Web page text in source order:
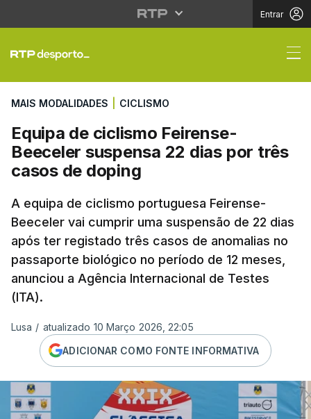
Entrar
Equipa de ciclismo
MAIS MODALIDADES CICLISMO
Equipa de ciclismo Feirense-
Beeceler suspensa 22 dias por três
casos de doping
A equipa de ciclismo portuguesa Feirense-
Beeceler vai cumprir uma suspensão de 22 dias
após ter registado três casos de anomalias no
passaporte biológico no período de 12 meses,
anunciou a Agência Internacional de Testes
(ITA).
Lusa / atualizado 10 Março 2026, 22:05
ADICIONAR COMO FONTE INFORMATIVA